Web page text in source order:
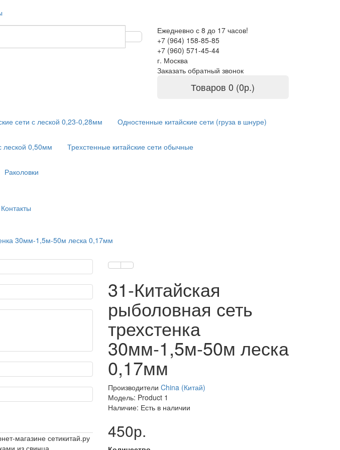
Ежедневно с 8 до 17 часов!
+7 (964) 158-85-85
+7 (960) 571-45-44
г. Москва
Заказать обратный звонок
Товаров 0 (0р.)
сети с леской 0,23-0,28мм Одностенные китайские сети (груза в шнуре)
леской 0,50мм Трехстенные китайские сети обычные
Раколовки
Контакты
30мм-1,5м-50м леска 0,17мм
магазине сетикитай.ру
из свинца.
31-Китайская
рыболовная сеть
трехстенка
30мм-1,5м-50м леска
0,17мм
Производители China (Китай)
Модель: Product 1
Наличие: Есть в наличии
450р.